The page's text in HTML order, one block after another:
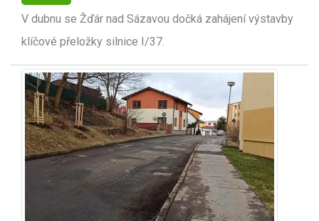
V dubnu se Žďár nad Sázavou dočká zahájení výstavby
klíčové přeložky silnice I/37.